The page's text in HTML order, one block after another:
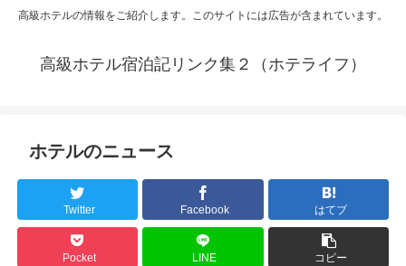
高級ホテルの情報をご紹介します。このサイトには広告が含まれています。
高級ホテル宿泊記リンク集２（ホテライフ）
ホテルのニュース
Twitter Facebook はてブ
Pocket LINE コピー